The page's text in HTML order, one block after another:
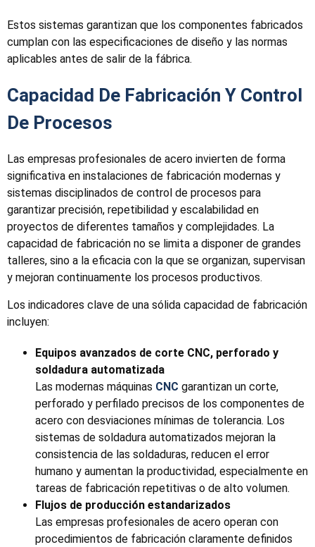
Estos sistemas garantizan que los componentes fabricados
cumplan con las especificaciones de diseño y las normas
aplicables antes de salir de la fábrica.
Capacidad De Fabricación Y Control
De Procesos
Las empresas profesionales de acero invierten de forma
significativa en instalaciones de fabricación modernas y
sistemas disciplinados de control de procesos para
garantizar precisión, repetibilidad y escalabilidad en
proyectos de diferentes tamaños y complejidades. La
capacidad de fabricación no se limita a disponer de grandes
talleres, sino a la eficacia con la que se organizan, supervisan
y mejoran continuamente los procesos productivos.
Los indicadores clave de una sólida capacidad de fabricación
incluyen:
Equipos avanzados de corte CNC, perforado y
soldadura automatizada
Las modernas máquinas CNC garantizan un corte,
perforado y perfilado precisos de los componentes de
acero con desviaciones mínimas de tolerancia. Los
sistemas de soldadura automatizados mejoran la
consistencia de las soldaduras, reducen el error
humano y aumentan la productividad, especialmente en
tareas de fabricación repetitivas o de alto volumen.
Flujos de producción estandarizados
Las empresas profesionales de acero operan con
procedimientos de fabricación claramente definidos